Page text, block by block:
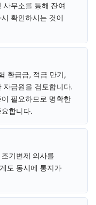
사무소를 통해 잔여
확인하시는 것이
환급금, 적금 만기,
자금원을 검토합니다.
필요하므로 명확한
합니다.
기변제 의사를
도 동시에 통지가